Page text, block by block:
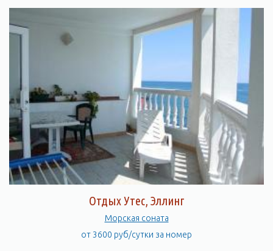
Отдых Утес, Эллинг
Морская соната
от 3600 руб/сутки за номер